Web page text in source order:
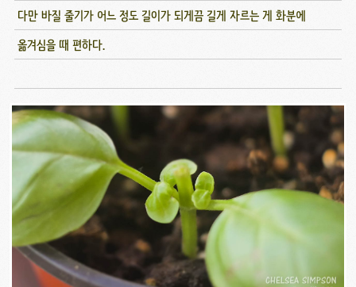
다만 바질 줄기가 어느 정도 길이가 되게끔 길게 자르는 게 화분에
옮겨심을 때 편하다.